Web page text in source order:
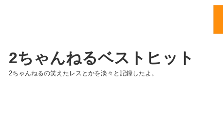
2ちゃんねるベストヒット
2ちゃんねるの笑えたレスとかを淡々と記録したよ。